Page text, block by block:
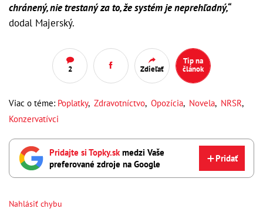
chránený, nie trestaný za to, že systém je neprehľadný,“
dodal Majerský.
2 Zdieľať
Tip na
článok
Viac o téme: Poplatky, Zdravotníctvo, Opozícia, Novela, NRSR,
Konzervatívci
Pridajte si Topky.sk medzi Vaše
preferované zdroje na Google
Pridať
Nahlásiť chybu